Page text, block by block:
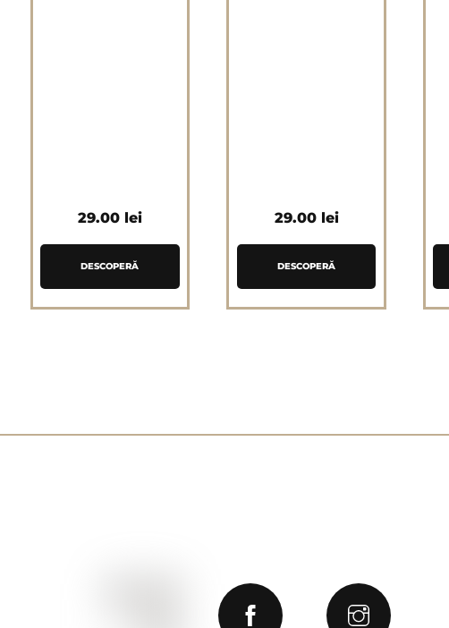
29.00 lei
DESCOPERĂ
29.00 lei
DESCOPERĂ